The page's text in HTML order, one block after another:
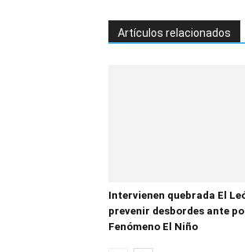
Artículos relacionados
Intervienen quebrada El
prevenir desbordes ante
Fenómeno El Niño